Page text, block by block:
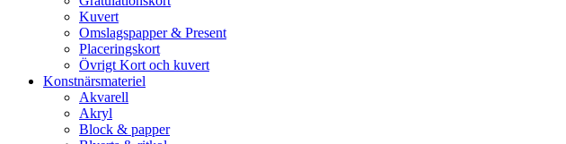
Kuvert
Omslagspapper & Present
Placeringskort
Övrigt Kort och kuvert
Konstnärsmateriel
Akvarell
Akryl
Block & papper